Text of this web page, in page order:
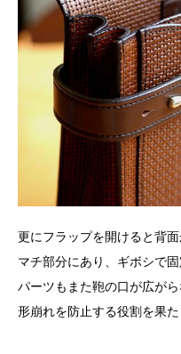
更にフラップを開けると背
マチ部分にあり、ギボシで
パーツもまた鞄の口が広が
形崩れを防止する役割を果た